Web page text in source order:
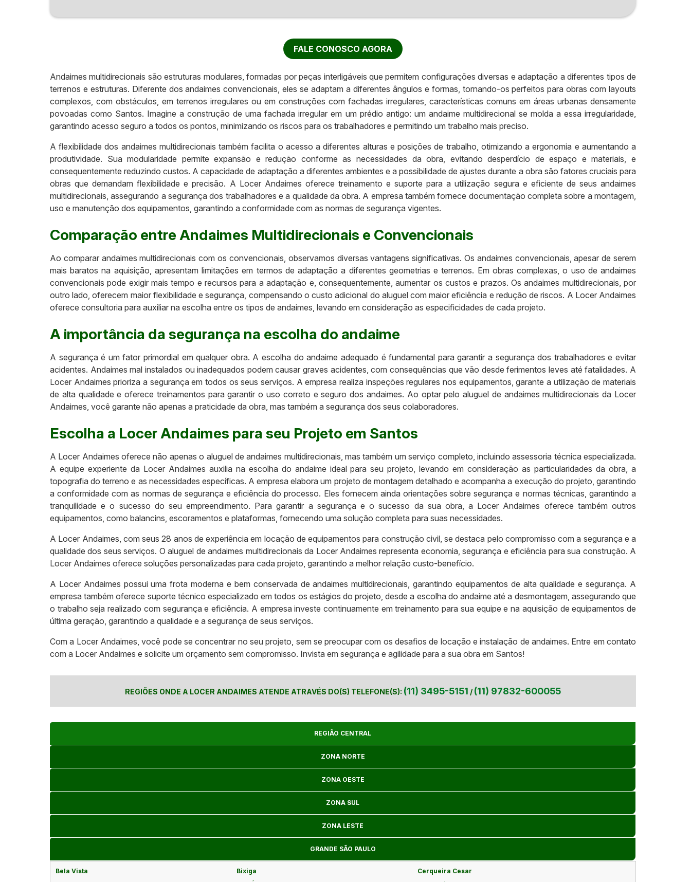
FALE CONOSCO AGORA
Andaimes multidirecionais são estruturas modulares, formadas por peças interligáveis que permitem configurações diversas e adaptação a diferentes tipos de
terrenos e estruturas. Diferente dos andaimes convencionais, eles se adaptam a diferentes ângulos e formas, tornando-os perfeitos para obras com layouts
complexos, com obstáculos, em terrenos irregulares ou em construções com fachadas irregulares, características comuns em áreas urbanas densamente
povoadas como Santos. Imagine a construção de uma fachada irregular em um prédio antigo: um andaime multidirecional se molda a essa irregularidade,
garantindo acesso seguro a todos os pontos, minimizando os riscos para os trabalhadores e permitindo um trabalho mais preciso.
A flexibilidade dos andaimes multidirecionais também facilita o acesso a diferentes alturas e posições de trabalho, otimizando a ergonomia e aumentando a
produtividade. Sua modularidade permite expansão e redução conforme as necessidades da obra, evitando desperdício de espaço e materiais, e
consequentemente reduzindo custos. A capacidade de adaptação a diferentes ambientes e a possibilidade de ajustes durante a obra são fatores cruciais para
obras que demandam flexibilidade e precisão. A Locer Andaimes oferece treinamento e suporte para a utilização segura e eficiente de seus andaimes
multidirecionais, assegurando a segurança dos trabalhadores e a qualidade da obra. A empresa também fornece documentação completa sobre a montagem,
uso e manutenção dos equipamentos, garantindo a conformidade com as normas de segurança vigentes.
Comparação entre Andaimes Multidirecionais e Convencionais
Ao comparar andaimes multidirecionais com os convencionais, observamos diversas vantagens significativas. Os andaimes convencionais, apesar de serem
mais baratos na aquisição, apresentam limitações em termos de adaptação a diferentes geometrias e terrenos. Em obras complexas, o uso de andaimes
convencionais pode exigir mais tempo e recursos para a adaptação e, consequentemente, aumentar os custos e prazos. Os andaimes multidirecionais, por
outro lado, oferecem maior flexibilidade e segurança, compensando o custo adicional do aluguel com maior eficiência e redução de riscos. A Locer Andaimes
oferece consultoria para auxiliar na escolha entre os tipos de andaimes, levando em consideração as especificidades de cada projeto.
A importância da segurança na escolha do andaime
A segurança é um fator primordial em qualquer obra. A escolha do andaime adequado é fundamental para garantir a segurança dos trabalhadores e evitar
acidentes. Andaimes mal instalados ou inadequados podem causar graves acidentes, com consequências que vão desde ferimentos leves até fatalidades. A
Locer Andaimes prioriza a segurança em todos os seus serviços. A empresa realiza inspeções regulares nos equipamentos, garante a utilização de materiais
de alta qualidade e oferece treinamentos para garantir o uso correto e seguro dos andaimes. Ao optar pelo aluguel de andaimes multidirecionais da Locer
Andaimes, você garante não apenas a praticidade da obra, mas também a segurança dos seus colaboradores.
Escolha a Locer Andaimes para seu Projeto em Santos
A Locer Andaimes oferece não apenas o aluguel de andaimes multidirecionais, mas também um serviço completo, incluindo assessoria técnica especializada.
A equipe experiente da Locer Andaimes auxilia na escolha do andaime ideal para seu projeto, levando em consideração as particularidades da obra, a
topografia do terreno e as necessidades específicas. A empresa elabora um projeto de montagem detalhado e acompanha a execução do projeto, garantindo
a conformidade com as normas de segurança e eficiência do processo. Eles fornecem ainda orientações sobre segurança e normas técnicas, garantindo a
tranquilidade e o sucesso do seu empreendimento. Para garantir a segurança e o sucesso da sua obra, a Locer Andaimes oferece também outros
equipamentos, como balancins, escoramentos e plataformas, fornecendo uma solução completa para suas necessidades.
A Locer Andaimes, com seus 28 anos de experiência em locação de equipamentos para construção civil, se destaca pelo compromisso com a segurança e a
qualidade dos seus serviços. O aluguel de andaimes multidirecionais da Locer Andaimes representa economia, segurança e eficiência para sua construção. A
Locer Andaimes oferece soluções personalizadas para cada projeto, garantindo a melhor relação custo-benefício.
A Locer Andaimes possui uma frota moderna e bem conservada de andaimes multidirecionais, garantindo equipamentos de alta qualidade e segurança. A
empresa também oferece suporte técnico especializado em todos os estágios do projeto, desde a escolha do andaime até a desmontagem, assegurando que
o trabalho seja realizado com segurança e eficiência. A empresa investe continuamente em treinamento para sua equipe e na aquisição de equipamentos de
última geração, garantindo a qualidade e a segurança de seus serviços.
Com a Locer Andaimes, você pode se concentrar no seu projeto, sem se preocupar com os desafios de locação e instalação de andaimes. Entre em contato
com a Locer Andaimes e solicite um orçamento sem compromisso. Invista em segurança e agilidade para a sua obra em Santos!
REGIÕES ONDE A LOCER ANDAIMES ATENDE ATRAVÉS DO(S) TELEFONE(S): (11) 3495-5151 / (11) 97832-600055
REGIÃO CENTRAL
ZONA NORTE
ZONA OESTE
ZONA SUL
ZONA LESTE
GRANDE SÃO PAULO
Bela Vista Bixiga
Cerqueira Cesar